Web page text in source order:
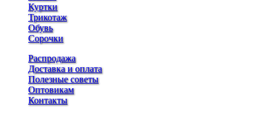
Куртки
Трикотаж
Обувь
Сорочки
Распродажа
Доставка и оплата
Полезные советы
Оптовикам
Контакты